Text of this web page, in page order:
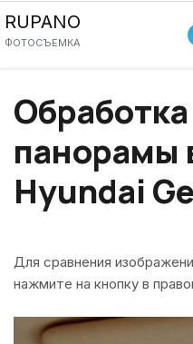
RUPANO
ФОТОСЪЕМКА
панорамы
Hyundai
Для сравнения
нажмите на кнопку в